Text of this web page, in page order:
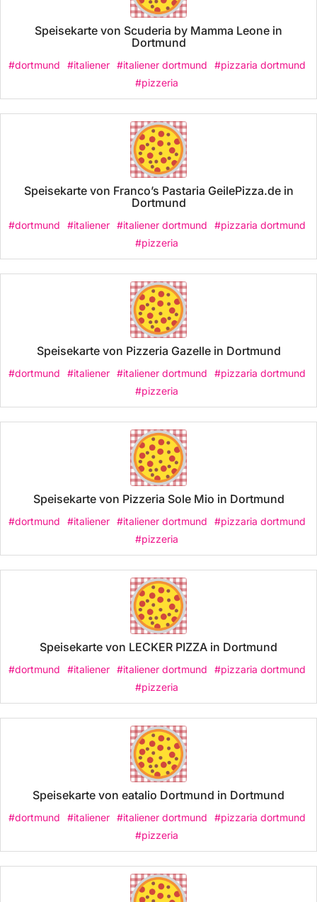
Speisekarte von Scuderia by Mamma Leone in
Dortmund
#dortmund #italiener #italiener dortmund
#pizzaria dortmund
#pizzeria
Speisekarte von Franco’s Pastaria GeilePizza.de in
Dortmund
#dortmund #italiener #italiener dortmund
#pizzaria dortmund
#pizzeria
Speisekarte von Pizzeria Gazelle in Dortmund
#dortmund #italiener #italiener dortmund
#pizzaria dortmund
#pizzeria
Speisekarte von Pizzeria Sole Mio in Dortmund
#dortmund #italiener #italiener dortmund
#pizzaria dortmund
#pizzeria
Speisekarte von LECKER PIZZA in Dortmund
#dortmund #italiener #italiener dortmund
#pizzaria dortmund
#pizzeria
Speisekarte von eatalio Dortmund in Dortmund
#dortmund #italiener #italiener dortmund
#pizzaria dortmund
#pizzeria